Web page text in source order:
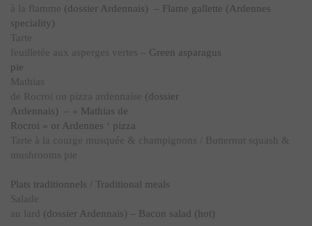
à la flamme (dossier Ardennais) – Flame gallette (Ardennes
speciality)
Tarte
feuilletée aux asperges vertes – Green asparagus
pie
Mathias
de Rocroi ou pizza ardennaise (dossier
Ardennais) – « Mathias de
Rocroi » or Ardennes ‘ pizza
Tarte à la courge musquée & champignons / Butternut squash &
mushrooms pie
Plats traditionnels / Traditional meals
Salade
au lard (dossier Ardennais) – Bacon salad (hot)